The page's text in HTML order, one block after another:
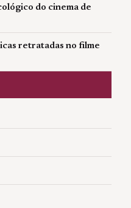
do cinema de
retratadas no filme